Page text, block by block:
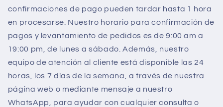
confirmaciones de pago pueden tardar hasta 1 hora
en procesarse. Nuestro horario para confirmación de
pagos y levantamiento de pedidos es de 9:00 am a
19:00 pm, de lunes a sábado. Además, nuestro
equipo de atención al cliente está disponible las 24
horas, los 7 días de la semana, a través de nuestra
página web o mediante mensaje a nuestro
WhatsApp, para ayudar con cualquier consulta o